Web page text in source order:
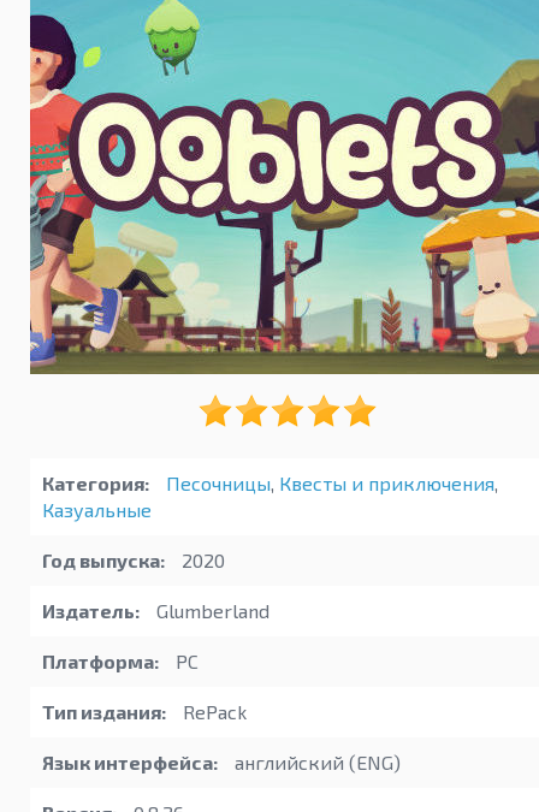
Категория: Песочницы, Квесты и приключения,
Казуальные
Год выпуска: 2020
Издатель: Glumberland
Платформа: PC
Тип издания: RePack
Язык интерфейса: английский (ENG)